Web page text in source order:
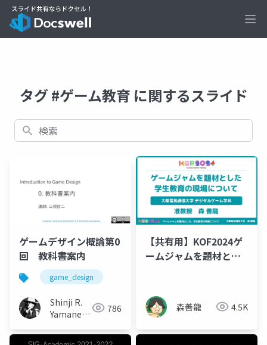
タグ #ゲーム教育 に関するスライド
検索
ゲームデザイン概論第0
回 教科書案内
game_design
Shinji R.
Yamane
786
【共有用】KOF2024ゲ
ームジャムを題材とし
森善龍 4.5K